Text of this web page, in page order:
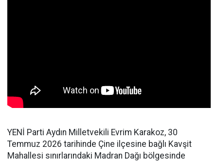
YENİ Parti Aydın Milletvekili Evrim Karakoz, 30
Temmuz 2026 tarihinde Çine ilçesine bağlı Kavşit
Mahallesi sınırlarındaki Madran Dağı bölgesinde